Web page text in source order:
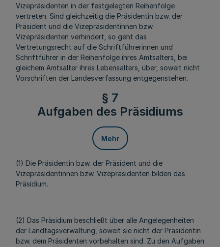
Vizepräsidenten in der festgelegten Reihenfolge
vertreten. Sind gleichzeitig die Präsidentin bzw. der
Präsident und die Vizepräsidentinnen bzw.
Vizepräsidenten verhindert, so geht das
Vertretungsrecht auf die Schriftführerinnen und
Schriftführer in der Reihenfolge ihres Amtsalters, bei
gleichem Amtsalter ihres Lebensalters, über, soweit nicht
Vorschriften der Landesverfassung entgegenstehen.
§ 7
Aufgaben des Präsidiums
Mehr
(1) Die Präsidentin bzw. der Präsident und die
Vizepräsidentinnen bzw. Vizepräsidenten bilden das
Präsidium.
(2) Das Präsidium beschließt über alle Angelegenheiten
der Landtagsverwaltung, soweit sie nicht der Präsidentin
bzw. dem Präsidenten vorbehalten sind. Zu den Aufgaben